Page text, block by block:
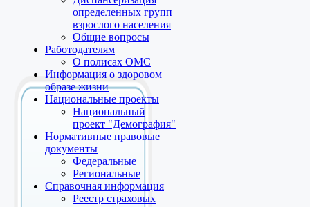
определенных групп
взрослого населения
Общие вопросы
Работодателям
О полисах ОМС
Информация о здоровом
образе жизни
Национальные проекты
Национальный
проект "Демография"
Нормативные правовые
документы
Федеральные
Региональные
Справочная информация
Реестр страховых